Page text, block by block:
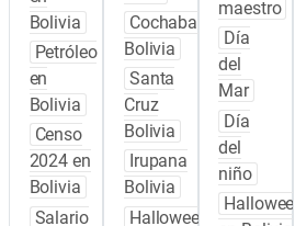
Bolivia
Petróleo
en
Bolivia
Censo
2024 en
Bolivia
Salario
Cochabamba
Bolivia
Santa
Cruz
Bolivia
Irupana
Bolivia
Halloween
maestro
Día
del
Mar
Día
del
niño
Halloween